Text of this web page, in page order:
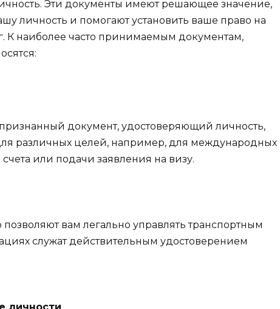
Эти документы имеют решающее значение,
личность и помогают установить ваше право на
К наиболее часто принимаемым документам,
документ, удостоверяющий личность,
различных целей, например, для международных
или подачи заявления на визу.
вам легально управлять транспортным
служат действительным удостоверением